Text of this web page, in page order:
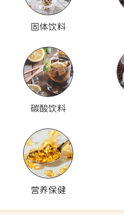
固体饮料
碳酸饮料
营养保健